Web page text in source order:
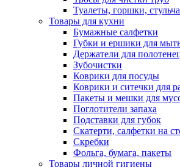
Туалеты, горшки,
Товары для кухни
Бумажные салфетки
Губки и ершики для
Держатели для
Зубочистки
Коврики для посуды
Коврики и ситечки для
Пакеты и мешки для
Поглотители запаха
Подставки для губок
Скатерти, салфетки на
Скребки
Фольга, бумага, пакеты
Товары личной гигиены